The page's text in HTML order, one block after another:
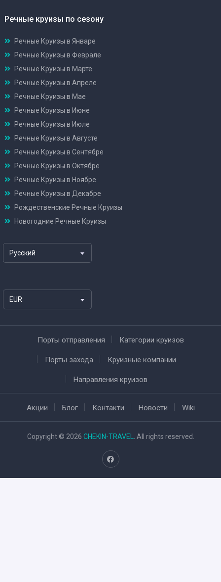
Речные круизы по сезону
Речные Круизы в Январе
Речные Круизы в Феврале
Речные Круизы в Марте
Речные Круизы в Апреле
Речные Круизы в Мае
Речные Круизы в Июне
Речные Круизы в Июле
Речные Круизы в Августе
Речные Круизы в Сентябре
Речные Круизы в Октябре
Речные Круизы в Ноябре
Речные Круизы в Декабре
Рождественские Речные Круизы
Новогодние Речные Круизы
Русский
EUR
Порты отправления Категории круизов
Порты захода Круизные компании
Направления круизов
Акции Блог Контакти Новости Wiki
Copyright © 2026 CHEKIN-TRAVEL . All rights reserved.